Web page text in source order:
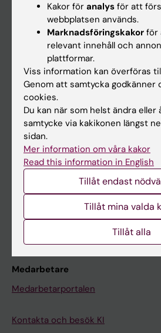
Kalender
Student
Ladok
Canvas
Schema
Studentmejlen
Kurs- och programwebbar
Medarbetare
Medarbetarportalen
Kontakta och besök KI
Kakor för analys för att
webbplatsen används.
Marknadsföringskakor för
relevant innehåll och
plattformar.
Viss information kan överföras
Genom att samtycka godkänner
cookies.
Du kan när som helst ändra eller
samtycke via kakikonen längst
sidan.
Mer information om våra kakor
Read this information in English
Tillåt endast
Tillåt mina valda
Tillåt alla